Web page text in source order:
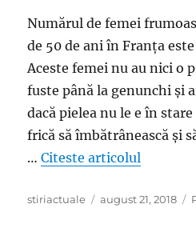
Numărul de femei
de 50 de ani în Franța
Aceste femei nu au nici o
fuste până la genunchi și
dacă pielea nu le e în
frică să îmbătrânească și
…Citeste articolul
Author
stiriactuale
Posted
august 21, 2018